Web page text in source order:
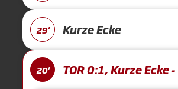
29' Kurze Ecke
20' TOR 0:1, Kurze Ecke